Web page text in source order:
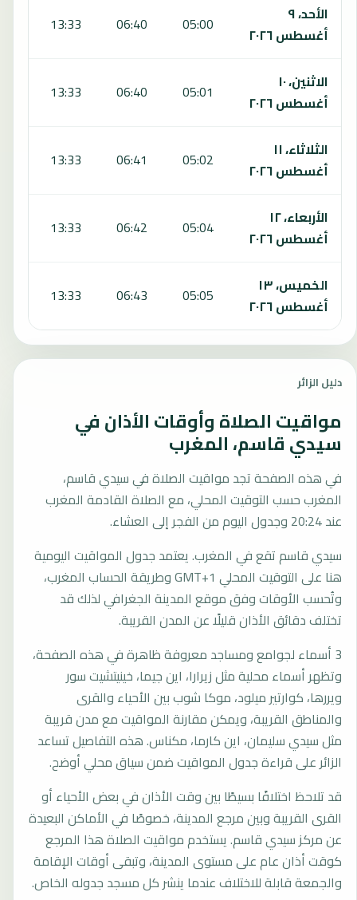
الأحد، ٩
أغسطس ٢٠٢٦
05:00
06:40
13:33
الاثنين، ١٠
أغسطس ٢٠٢٦
05:01
06:40
13:33
الثلاثاء، ١١
أغسطس ٢٠٢٦
05:02
06:41
13:33
الأربعاء، ١٢
أغسطس ٢٠٢٦
05:04
06:42
13:33
الخميس، ١٣
أغسطس ٢٠٢٦
05:05
06:43
13:33
دليل الزائر
مواقيت الصلاة وأوقات الأذان في
سيدي قاسم، المغرب
في هذه الصفحة تجد مواقيت الصلاة في سيدي قاسم،
المغرب حسب التوقيت المحلي، مع الصلاة القادمة المغرب
عند 20:24 وجدول اليوم من الفجر إلى العشاء.
سيدي قاسم تقع في المغرب. يعتمد جدول المواقيت اليومية
هنا على التوقيت المحلي GMT+1 وطريقة الحساب المغرب،
وتُحسب الأوقات وفق موقع المدينة الجغرافي لذلك قد
تختلف دقائق الأذان قليلًا عن المدن القريبة.
3 أسماء لجوامع ومساجد معروفة ظاهرة في هذه الصفحة،
وتظهر أسماء محلية مثل زيرارا، اين جيما، خينيتشيت سور
ويررها، كوارتير ميلود، موكا شوب بين الأحياء والقرى
والمناطق القريبة، ويمكن مقارنة المواقيت مع مدن قريبة
مثل سيدي سليمان، اين كارما، مكناس. هذه التفاصيل تساعد
الزائر على قراءة جدول المواقيت ضمن سياق محلي أوضح.
قد تلاحظ اختلافًا بسيطًا بين وقت الأذان في بعض الأحياء أو
القرى القريبة وبين مرجع المدينة، خصوصًا في الأماكن البعيدة
عن مركز سيدي قاسم. يستخدم مواقيت الصلاة هذا المرجع
كوقت أذان عام على مستوى المدينة، وتبقى أوقات الإقامة
والجمعة قابلة للاختلاف عندما ينشر كل مسجد جدوله الخاص.